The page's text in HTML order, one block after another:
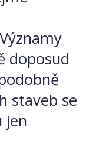
doposud
staveb se
jen